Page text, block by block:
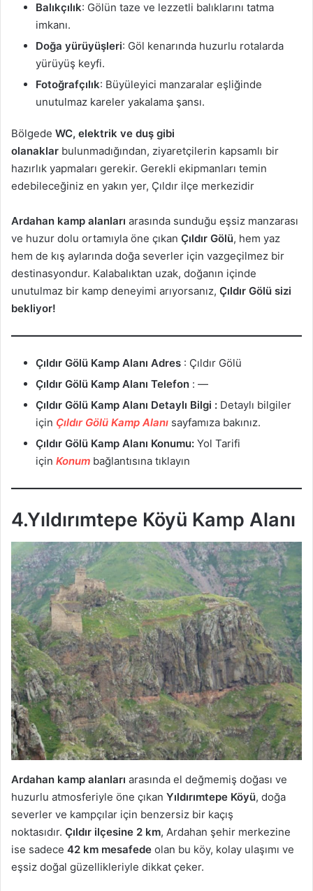
Balıkçılık: Gölün taze ve lezzetli balıklarını tatma
imkanı.
Doğa yürüyüşleri: Göl kenarında huzurlu rotalarda
yürüyüş keyfi.
Fotoğrafçılık: Büyüleyici manzaralar eşliğinde
unutulmaz kareler yakalama şansı.
Bölgede WC, elektrik ve duş gibi
olanaklar bulunmadığından, ziyaretçilerin kapsamlı bir
hazırlık yapmaları gerekir. Gerekli ekipmanları temin
edebileceğiniz en yakın yer, Çıldır ilçe merkezidir
Ardahan kamp alanları arasında sunduğu eşsiz manzarası
ve huzur dolu ortamıyla öne çıkan Çıldır Gölü, hem yaz
hem de kış aylarında doğa severler için vazgeçilmez bir
destinasyondur. Kalabalıktan uzak, doğanın içinde
unutulmaz bir kamp deneyimi arıyorsanız, Çıldır Gölü sizi
bekliyor!
Çıldır Gölü Kamp Alanı Adres : Çıldır Gölü
Çıldır Gölü Kamp Alanı Telefon : —
Çıldır Gölü Kamp Alanı Detaylı Bilgi : Detaylı bilgiler
için Çıldır Gölü Kamp Alanı sayfamıza bakınız.
Çıldır Gölü Kamp Alanı Konumu: Yol Tarifi
için Konum bağlantısına tıklayın
4.Yıldırımtepe Köyü Kamp Alanı
Ardahan kamp alanları arasında el değmemiş doğası ve
huzurlu atmosferiyle öne çıkan Yıldırımtepe Köyü, doğa
severler ve kampçılar için benzersiz bir kaçış
noktasıdır. Çıldır ilçesine 2 km, Ardahan şehir merkezine
ise sadece 42 km mesafede olan bu köy, kolay ulaşımı ve
eşsiz doğal güzellikleriyle dikkat çeker.